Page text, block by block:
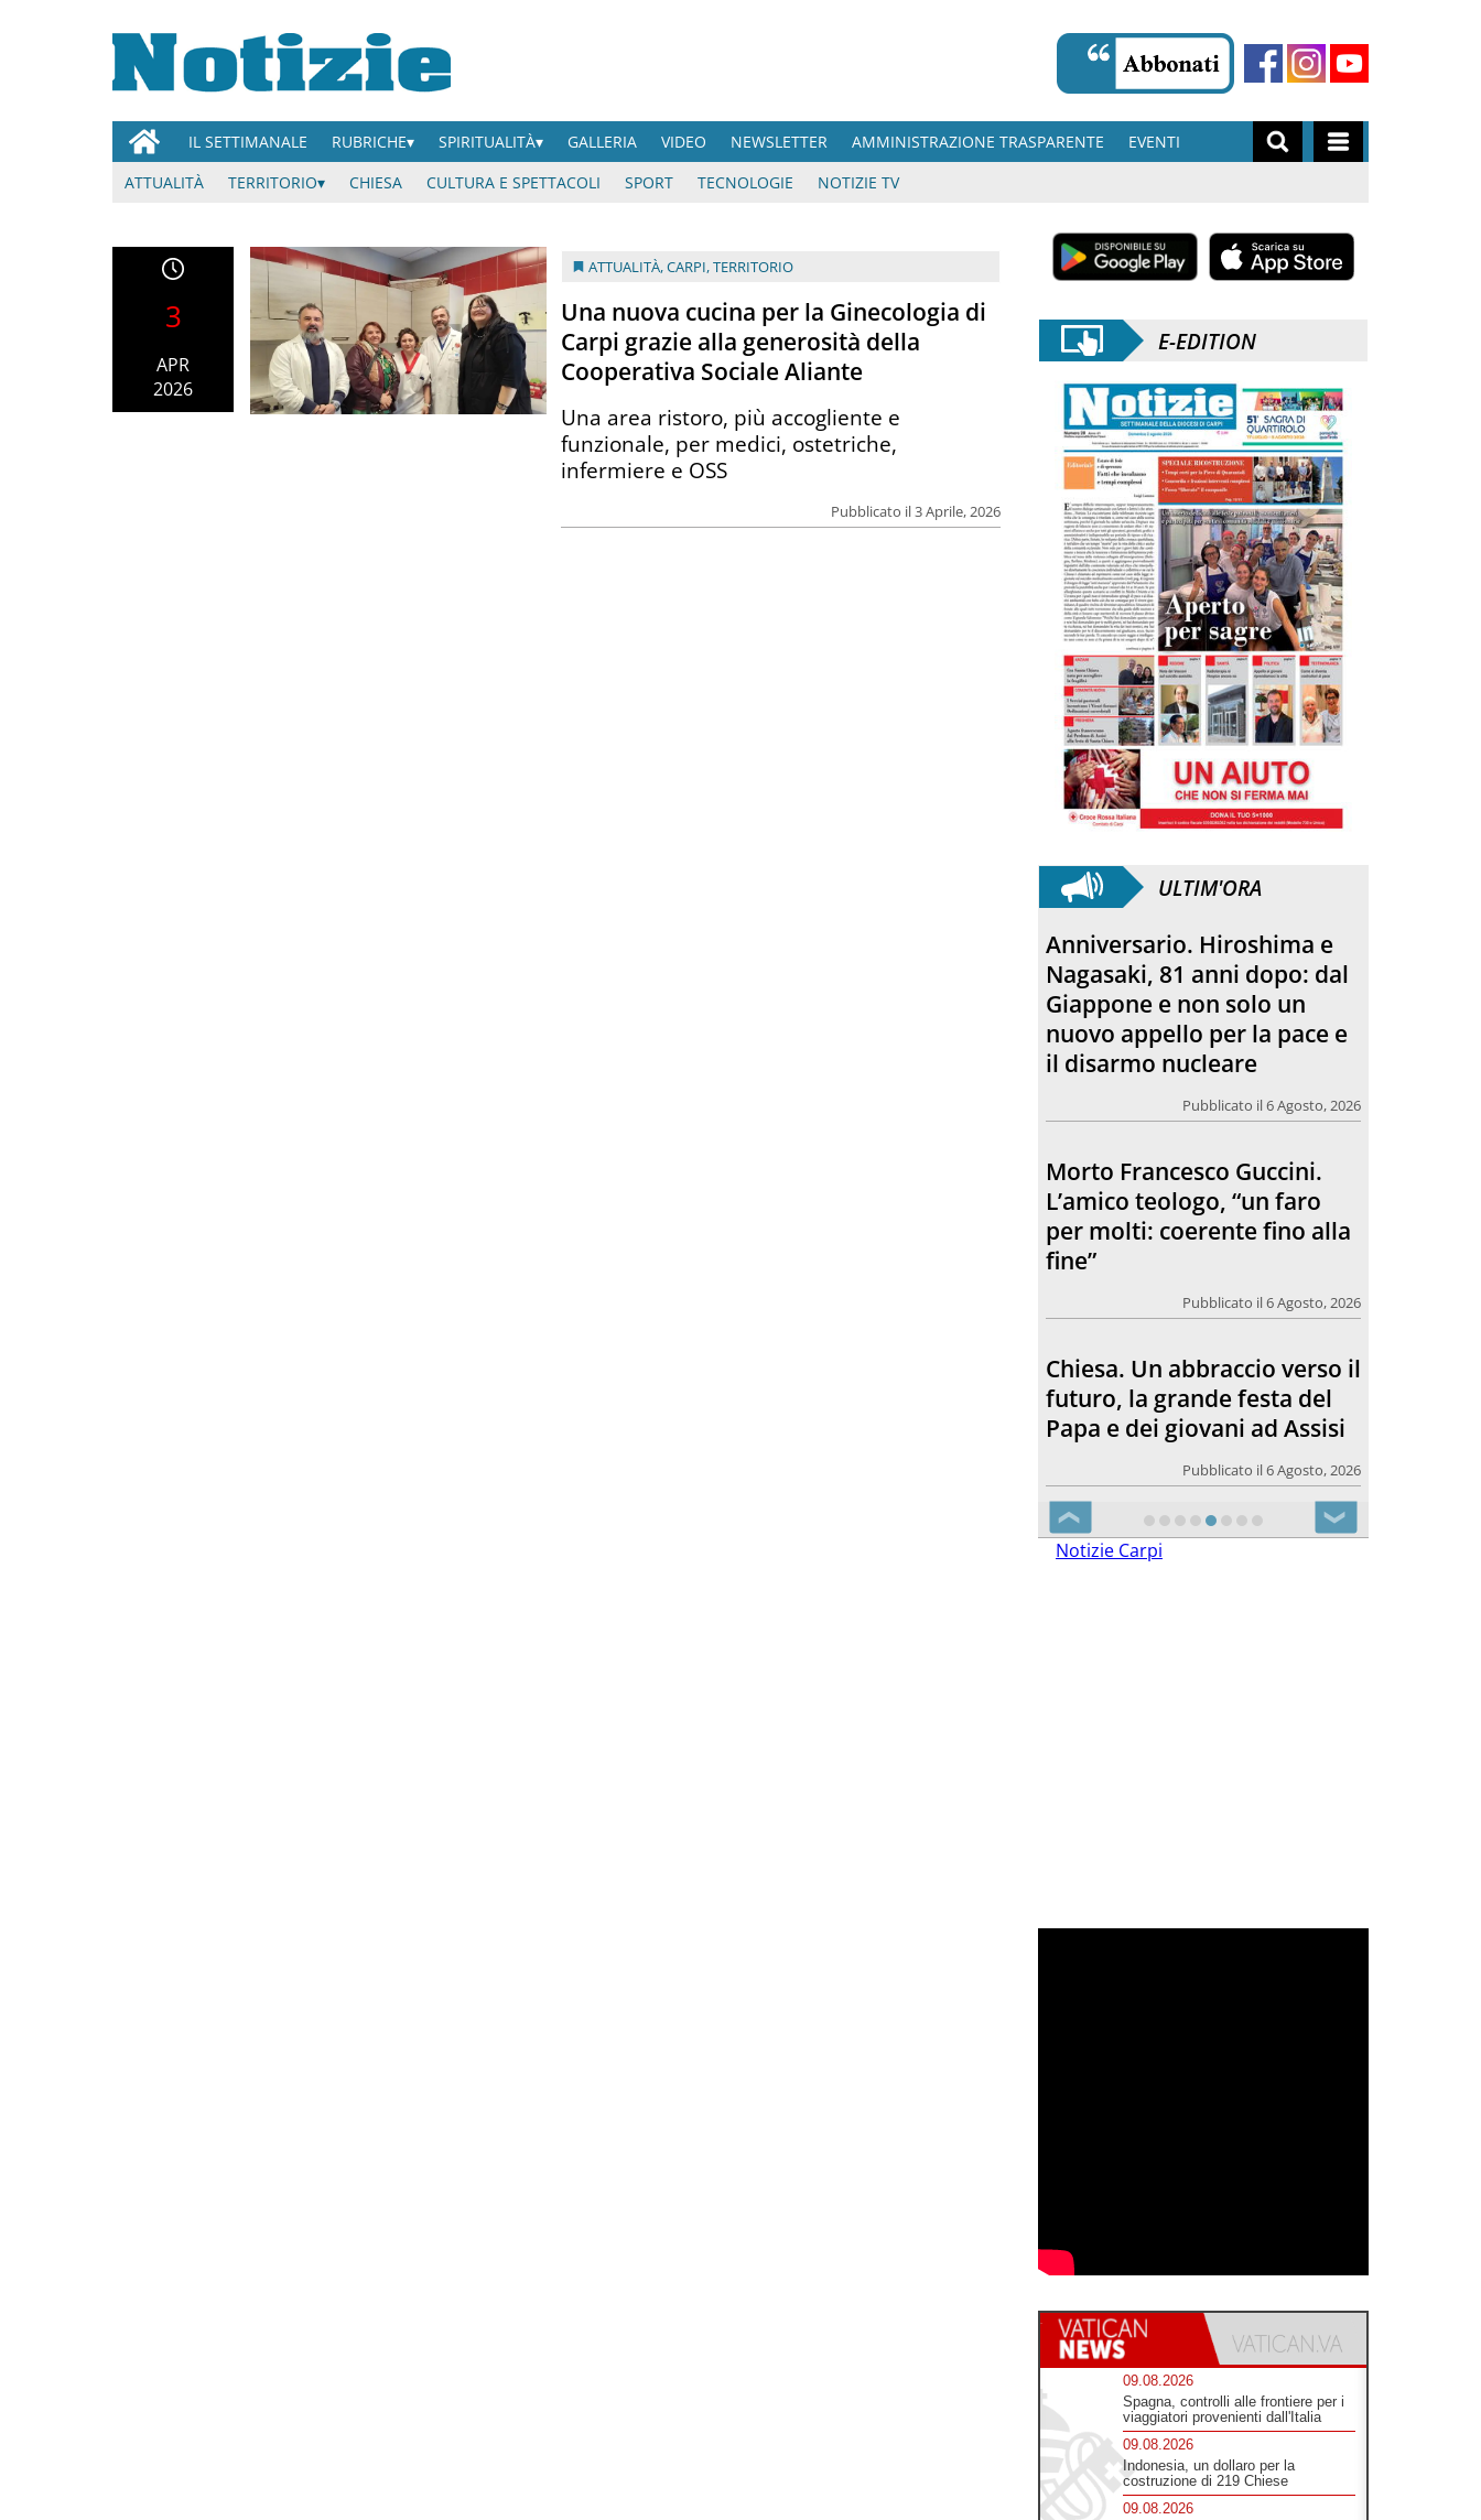
IL SETTIMANALE RUBRICHE SPIRITUALITÀ GALLERIA VIDEO NEWSLETTER AMMINISTRAZIONE TRASPARENTE
EVENTI
ATTUALITÀ
TERRITORIO CHIESA CULTURA E SPETTACOLI SPORT TECNOLOGIE NOTIZIE TV
3
APR
2026
ATTUALITÀ,CARPI,TERRITORIO
Una nuova cucina per la Ginecologia di
Carpi grazie alla generosità della
Cooperativa Sociale Aliante
Pubblicato il 3 Aprile, 2026
Una area ristoro, più accogliente e
funzionale, per medici, ostetriche,
infermiere e OSS
E-EDITION
ULTIM'ORA
Anniversario. Hiroshima e
Nagasaki, 81 anni dopo: dal
Giappone e non solo un
nuovo appello per la pace e
il disarmo nucleare
Pubblicato il 6 Agosto, 2026
Morto Francesco Guccini.
L’amico teologo, “un faro
per molti: coerente fino alla
fine”
Pubblicato il 6 Agosto, 2026
Chiesa. Un abbraccio verso il
futuro, la grande festa del
Papa e dei giovani ad Assisi
Pubblicato il 6 Agosto, 2026
❮ ❯
Notizie Carpi
09.08.2026
Spagna, controlli alle frontiere per i
viaggiatori provenienti dall'Italia
09.08.2026
Indonesia, un dollaro per la
costruzione di 219 Chiese
09.08.2026